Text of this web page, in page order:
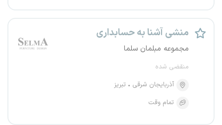
منشی آشنا به حسابداری
مجموعه مبلمان سلما
منقضی شده
آذربایجان شرقی
تبریز
تمام وقت